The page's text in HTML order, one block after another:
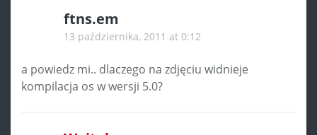
ftns.em
13 października, 2011 at 0:12
a powiedz mi.. dlaczego na zdjęciu widnieje
kompilacja os w wersji 5.0?